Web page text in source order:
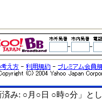
み: ○月○日 ○時○分」と